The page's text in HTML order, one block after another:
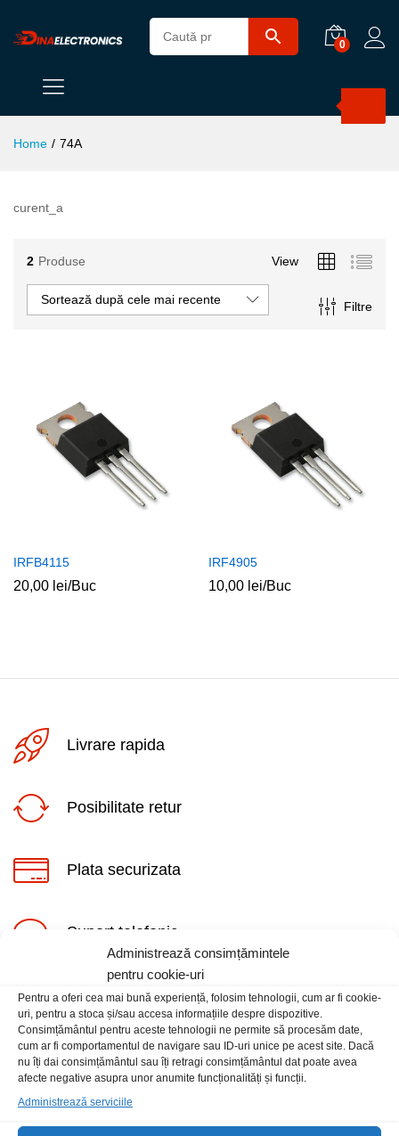
Administrează consimțămintele
pentru cookie-uri
Pentru a oferi cea mai bună experiență, folosim tehnologii, cum ar fi cookie-
uri, pentru a stoca și/sau accesa informațiile despre dispozitive.
Consimțământul pentru aceste tehnologii ne permite să procesăm date,
cum ar fi comportamentul de navigare sau ID-uri unice pe acest site. Dacă
nu îți dai consimțământul sau îți retragi consimțământul dat poate avea
afecte negative asupra unor anumite funcționalități și funcții.
Administrează serviciile
0
Home / 74A
curent_a
2 Produse View
Filtre
Sortează după cele mai recente
IRFB4115
20,00 lei/Buc
IRF4905
10,00 lei/Buc
Livrare rapida
Posibilitate retur
Plata securizata
Suport telefonic
Informatii